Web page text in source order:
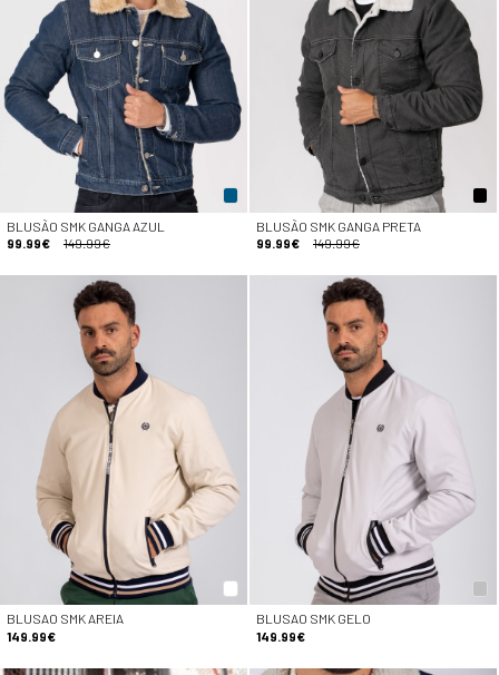
BLUSÃO SMK GANGA AZUL
99.99€
149.99€
BLUSÃO SMK GANGA PRETA
99.99€
149.99€
BLUSAO SMK AREIA
149.99€
BLUSAO SMK GELO
149.99€